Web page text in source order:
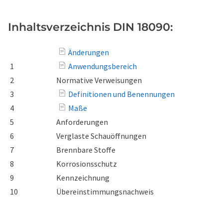
Inhaltsverzeichnis DIN 18090:
Änderungen
1
Anwendungsbereich
2
Normative Verweisungen
3
Definitionen und Benennungen
4
Maße
5
Anforderungen
6
Verglaste Schauöffnungen
7
Brennbare Stoffe
8
Korrosionsschutz
9
Kennzeichnung
10
Übereinstimmungsnachweis